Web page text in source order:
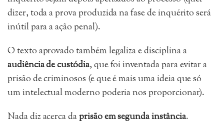
dizer, toda a prova produzida na fase de inquérito será
inútil para a ação penal).
O texto aprovado também legaliza e disciplina a
audiência de custódia, que foi inventada para evitar a
prisão de criminosos (e que é mais uma ideia que só
um intelectual moderno poderia nos proporcionar).
Nada diz acerca daprisão em segunda instância.